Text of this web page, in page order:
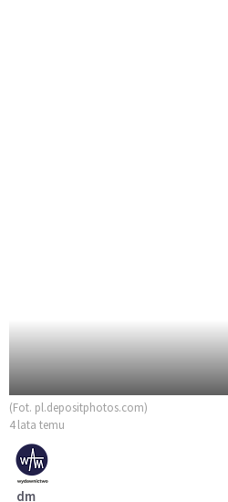
(Fot. pl.depositphotos.com)
4 lata temu
dm